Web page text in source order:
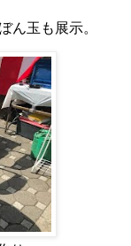
ん玉も展示。